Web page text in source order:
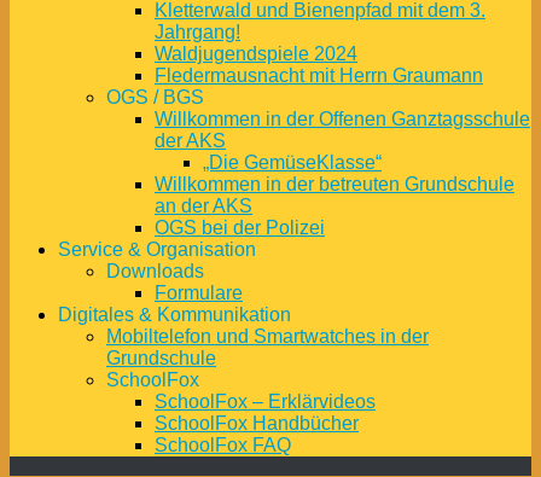
Kletterwald und Bienenpfad mit dem 3.
Jahrgang!
Waldjugendspiele 2024
Fledermausnacht mit Herrn Graumann
OGS / BGS
Willkommen in der Offenen Ganztagsschule
der AKS
„Die GemüseKlasse“
Willkommen in der betreuten Grundschule
an der AKS
OGS bei der Polizei
Service & Organisation
Downloads
Formulare
Digitales & Kommunikation
Mobiltelefon und Smartwatches in der
Grundschule
SchoolFox
SchoolFox – Erklärvideos
SchoolFox Handbücher
SchoolFox FAQ